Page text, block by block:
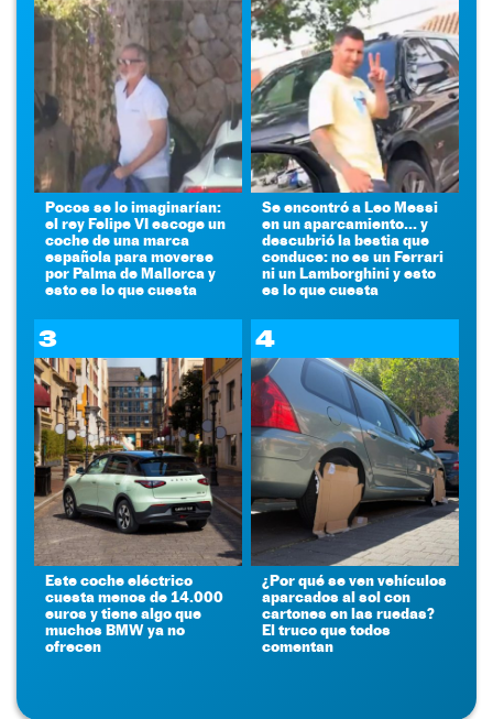
Pocos se lo imaginarían:
el rey Felipe VI escoge un
coche de una marca
española para moverse
por Palma de Mallorca y
esto es lo que cuesta
Se encontró a Leo Messi
en un aparcamiento... y
descubrió la bestia que
conduce: no es un Ferrari
ni un Lamborghini y esto
es lo que cuesta
3
Este coche eléctrico
cuesta menos de 14.000
euros y tiene algo que
muchos BMW ya no
ofrecen
4
¿Por qué se ven vehículos
aparcados al sol con
cartones en las ruedas?
El truco que todos
comentan